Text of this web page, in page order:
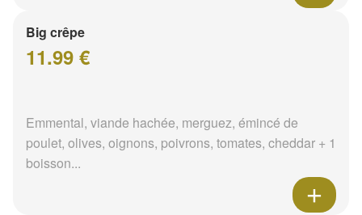
Big crêpe
11.99 €
Emmental, viande hachée, merguez, émincé de
poulet, olives, oignons, poivrons, tomates, cheddar + 1
boisson...